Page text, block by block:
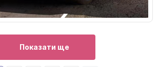
Показати ще